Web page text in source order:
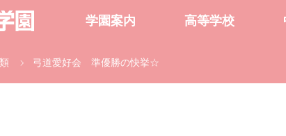
学園案内 高等学校
弓道愛好会 準優勝の快挙☆